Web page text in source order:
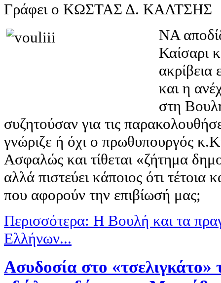
Γράφει ο ΚΩΣΤΑΣ Δ. ΚΑΛΤΣΗΣ
ΝΑ
Καίσαρι
ακρίβεια
και η
στη
συζητούσαν για τις
γνώριζε ή όχι ο πρωθυπουργός
Ασφαλώς και τίθεται «ζήτημα
αλλά πιστεύει κάποιος ότι τέτοια
που αφορούν την επιβίωσή μας;
Περισσότερα: Η Βουλή και τα
Ελλήνων...
Ασυδοσία στο